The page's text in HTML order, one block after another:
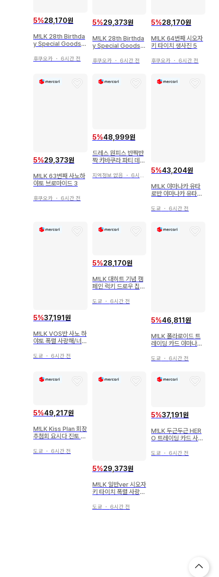
5%28,170원
M!LK 28th Birthda
y Special Goods
후쿠오카 ・ 6시간 전
5%29,373원
M!LK 28th Birthda
y Special Goods
드 2
후쿠오카・ 6시간 전
5%28,170원
M!LK 64번째 시오자
키 타이치 생사진 5
후쿠오카 ・ 6시간 전
5%29,373원
M!LK 63번째 사노하
야토 브로마이드 3
후쿠오카 ・ 6시간 전
5%48,999원
드레스 원피스 반짝반
짝 캬바쿠라 파티 데이
지역정보 없음 ・ 6시간 전
5%43,204원
M!LK 야마나카 유타
로반 야마나카 유타로
서 멸! 3/3
도쿄 ・ 6시간 전
5%37,191원
M!LK VOS반 사노 하
야토 폭렬 사랑해/너무
도쿄 ・ 6시간 전
5%28,170원
M!LK 대히트 기념 캠
페인 럭키 드로우 집합
서 멸망! B상
도쿄 ・ 6시간 전
5%46,811원
M!LK 폴라로이드 트
레이딩 카드 야마나카
SMILE POP B
도쿄 ・ 6시간 전
5%49,217원
M!LK Kiss Plan 회장
추첨회 요시다 진토 셀
이
도쿄 ・ 6시간 전
5%29,373원
M!LK 일반ver 시오자
키 타이치 폭렬 사랑
도쿄 ・ 6시간 전
5%37,191원
M!LK 두근두근 HER
O 트레이딩 카드 사노
가로
도쿄 ・ 6시간 전